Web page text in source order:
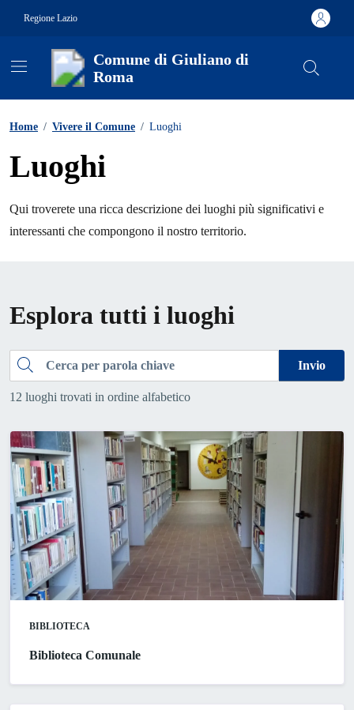
Regione Lazio
Comune di Giuliano di
Roma
Home / Vivere il Comune / Luoghi
Luoghi
Qui troverete una ricca descrizione dei luoghi più significativi e
interessanti che compongono il nostro territorio.
Esplora tutti i luoghi
Cerca Invio
12 luoghi trovati in ordine alfabetico
BIBLIOTECA
Biblioteca Comunale